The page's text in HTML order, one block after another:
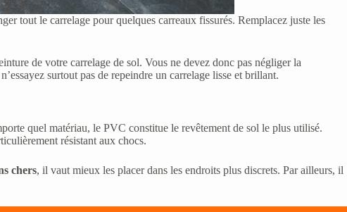
tout le carrelage pour quelques carreaux fissurés. Remplacez juste les
de votre carrelage de sol. Vous ne devez donc pas négliger la
surtout pas de repeindre un carrelage lisse et brillant.
quel matériau, le PVC constitue le revêtement de sol le plus utilisé.
résistant aux chocs.
chers, il vaut mieux les placer dans les endroits plus discrets. Par ailleurs, il